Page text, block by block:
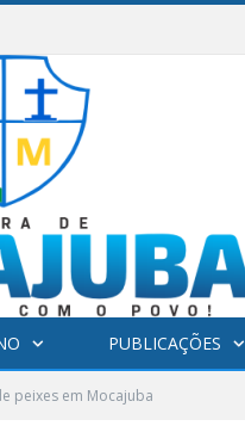
PUBLICAÇÕES
peixes em Mocajuba